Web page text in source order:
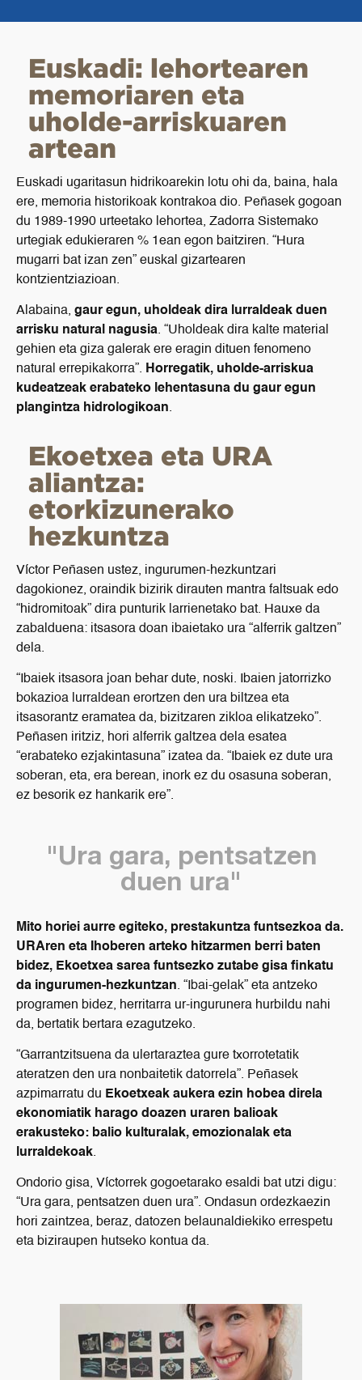
Euskadi: lehortearen
memoriaren eta
uholde-arriskuaren
artean
Euskadi ugaritasun hidrikoarekin lotu ohi da, baina, hala
ere, memoria historikoak kontrakoa dio. Peñasek gogoan
du 1989-1990 urteetako lehortea, Zadorra Sistemako
urtegiak edukieraren % 1ean egon baitziren. “Hura
mugarri bat izan zen” euskal gizartearen
kontzientziazioan.
Alabaina, gaur egun, uholdeak dira lurraldeak duen
arrisku natural nagusia. “Uholdeak dira kalte material
gehien eta giza galerak ere eragin dituen fenomeno
natural errepikakorra”. Horregatik, uholde-arriskua
kudeatzeak erabateko lehentasuna du gaur egun
plangintza hidrologikoan.
Ekoetxea eta URA
aliantza:
etorkizunerako
hezkuntza
Víctor Peñasen ustez, ingurumen-hezkuntzari
dagokionez, oraindik bizirik dirauten mantra faltsuak edo
“hidromitoak” dira punturik larrienetako bat. Hauxe da
zabalduena: itsasora doan ibaietako ura “alferrik galtzen”
dela.
“Ibaiek itsasora joan behar dute, noski. Ibaien jatorrizko
bokazioa lurraldean erortzen den ura biltzea eta
itsasorantz eramatea da, bizitzaren zikloa elikatzeko”.
Peñasen iritziz, hori alferrik galtzea dela esatea
“erabateko ezjakintasuna” izatea da. “Ibaiek ez dute ura
soberan, eta, era berean, inork ez du osasuna soberan,
ez besorik ez hankarik ere”.
"Ura gara, pentsatzen
duen ura"
Mito horiei aurre egiteko, prestakuntza funtsezkoa da.
URAren eta Ihoberen arteko hitzarmen berri baten
bidez, Ekoetxea sarea funtsezko zutabe gisa finkatu
da ingurumen-hezkuntzan. “Ibai-gelak” eta antzeko
programen bidez, herritarra ur-ingurunera hurbildu nahi
da, bertatik bertara ezagutzeko.
“Garrantzitsuena da ulertaraztea gure txorrotetatik
ateratzen den ura nonbaitetik datorrela”. Peñasek
azpimarratu du Ekoetxeak aukera ezin hobea direla
ekonomiatik harago doazen uraren balioak
erakusteko: balio kulturalak, emozionalak eta
lurraldekoak.
Ondorio gisa, Víctorrek gogoetarako esaldi bat utzi digu:
“Ura gara, pentsatzen duen ura”. Ondasun ordezkaezin
hori zaintzea, beraz, datozen belaunaldiekiko errespetu
eta biziraupen hutseko kontua da.